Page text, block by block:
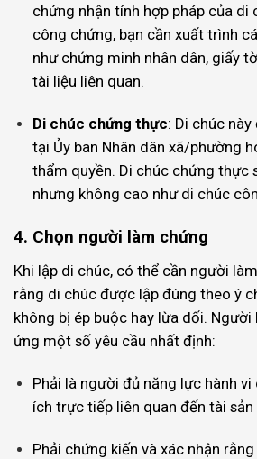
chứng nhận tính hợp pháp của di
công chứng, bạn cần xuất trình
như chứng minh nhân dân, giấy
tài liệu liên quan.
Di chúc chứng thực: Di chúc
tại Ủy ban Nhân dân xã/phường
thẩm quyền. Di chúc chứng thực
nhưng không cao như di chúc
4. Chọn người làm chứng
Khi lập di chúc, có thể cần người
rằng di chúc được lập đúng theo ý
không bị ép buộc hay lừa dối.
ứng một số yêu cầu nhất định:
Phải là người đủ năng lực hành
ích trực tiếp liên quan đến tài sản
Phải chứng kiến và xác nhận